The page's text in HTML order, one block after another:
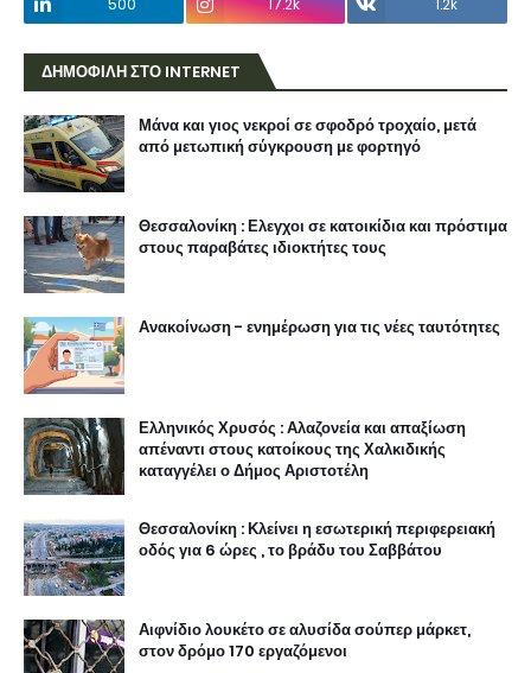
ΔΗΜΟΦΙΛΗ ΣΤΟ INTERNET
Μάνα και γιος νεκροί σε σφοδρό τροχαίο, μετά
από μετωπική σύγκρουση με φορτηγό
Θεσσαλονίκη : Ελεγχοι σε κατοικίδια και πρόστιμα
στους παραβάτες ιδιοκτήτες τους
Ανακοίνωση - ενημέρωση για τις νέες ταυτότητες
Ελληνικός Χρυσός : Αλαζονεία και απαξίωση
απέναντι στους κατοίκους της Χαλκιδικής
καταγγέλει ο Δήμος Αριστοτέλη
Θεσσαλονίκη : Κλείνει η εσωτερική περιφερειακή
οδός για 6 ώρες , το βράδυ του Σαββάτου
Αιφνίδιο λουκέτο σε αλυσίδα σούπερ μάρκετ,
στον δρόμο 170 εργαζόμενοι